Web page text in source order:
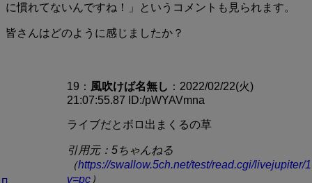
に慣れてないんですね！」というコメントも見られます。
皆さんはどのように感じましたか？
19： 風吹けば名無し ：2022/02/22(火)
21:07:55.87 ID:/pWYAVmna
ライブだとボロ出まくるの草
引用元：5ちゃんねる
（https://swallow.5ch.net/test/read.cgi/livejupiter/
v=pc ）